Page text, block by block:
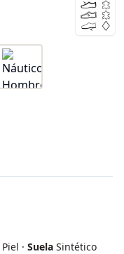
Piel · Suela Sintético